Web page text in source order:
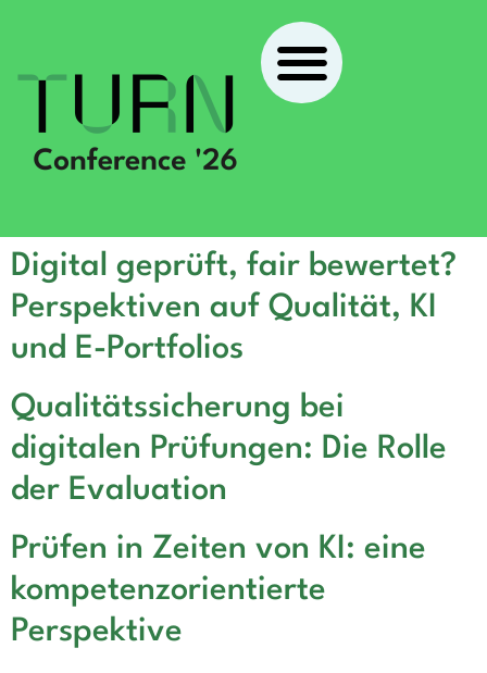
Digital geprüft, fair bewertet?
Perspektiven auf Qualität, KI
und E-Portfolios
Qualitätssicherung bei
digitalen Prüfungen: Die Rolle
der Evaluation
Prüfen in Zeiten von KI: eine
kompetenzorientierte
Perspektive